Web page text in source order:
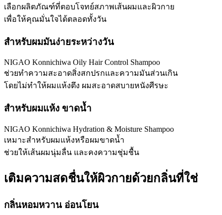
เลือกผลิตภัณฑ์ที่ตอบโจทย์สภาพเส้นผมและผิวกาย
เพื่อให้คุณมั่นใจได้ตลอดทั้งวัน
สำหรับผมมันง่ายระหว่างวัน
NIGAO Konnichiwa Oily Hair Control Shampoo
ช่วยทำความสะอาดสิ่งสกปรกและความมันส่วนเกิน
โดยไม่ทำให้ผมแห้งตึง ผมสะอาดสบายหนังศีรษะ
สำหรับผมแห้ง ขาดน้ำ
NIGAO Konnichiwa Hydration & Moisture Shampoo
เหมาะสำหรับผมแห้งหรือผมขาดน้ำ
ช่วยให้เส้นผมนุ่มลื่น และคงความชุ่มชื้น
เติมความสดชื่นให้ผิวกายด้วยกลิ่นที่ใช่
กลิ่นหอมหวาน อ่อนโยน